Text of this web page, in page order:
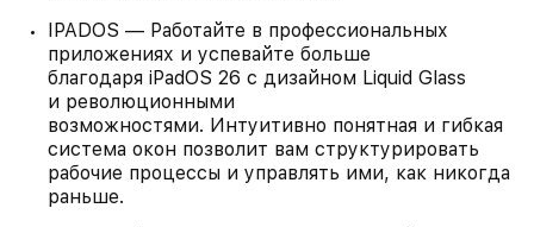
IPADOS — Работайте в профессиональных
приложениях и успевайте больше
благодаря iPadOS 26 с дизайном Liquid Glass
и революционными
возможностями. Интуитивно понятная и гибкая
система окон позволит вам структурировать
рабочие процессы и управлять ими, как никогда
раньше.